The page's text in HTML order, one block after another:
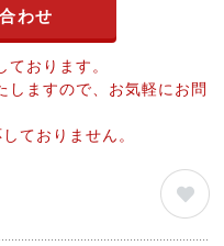
わせ
おります。
しますので、お気軽にお問
ておりません。